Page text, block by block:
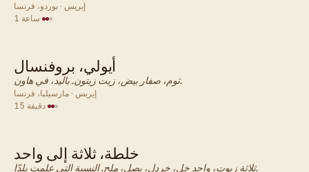
إيريس · بوردو، فرنسا
1 ساعة·
فرنسي · صلصة
أيولي، بروفنسال
ثوم، صفار بيض، زيت زيتون. باليد، في هاون.
إيريس · مارسيليا، فرنسا
15 دقيقة·
فرنسي · صلصة
خلطة، ثلاثة إلى واحد
ثلاثة زيوت، واحد خل، خردل، بصل، ملح. النسبة التي علمت بلدًا.